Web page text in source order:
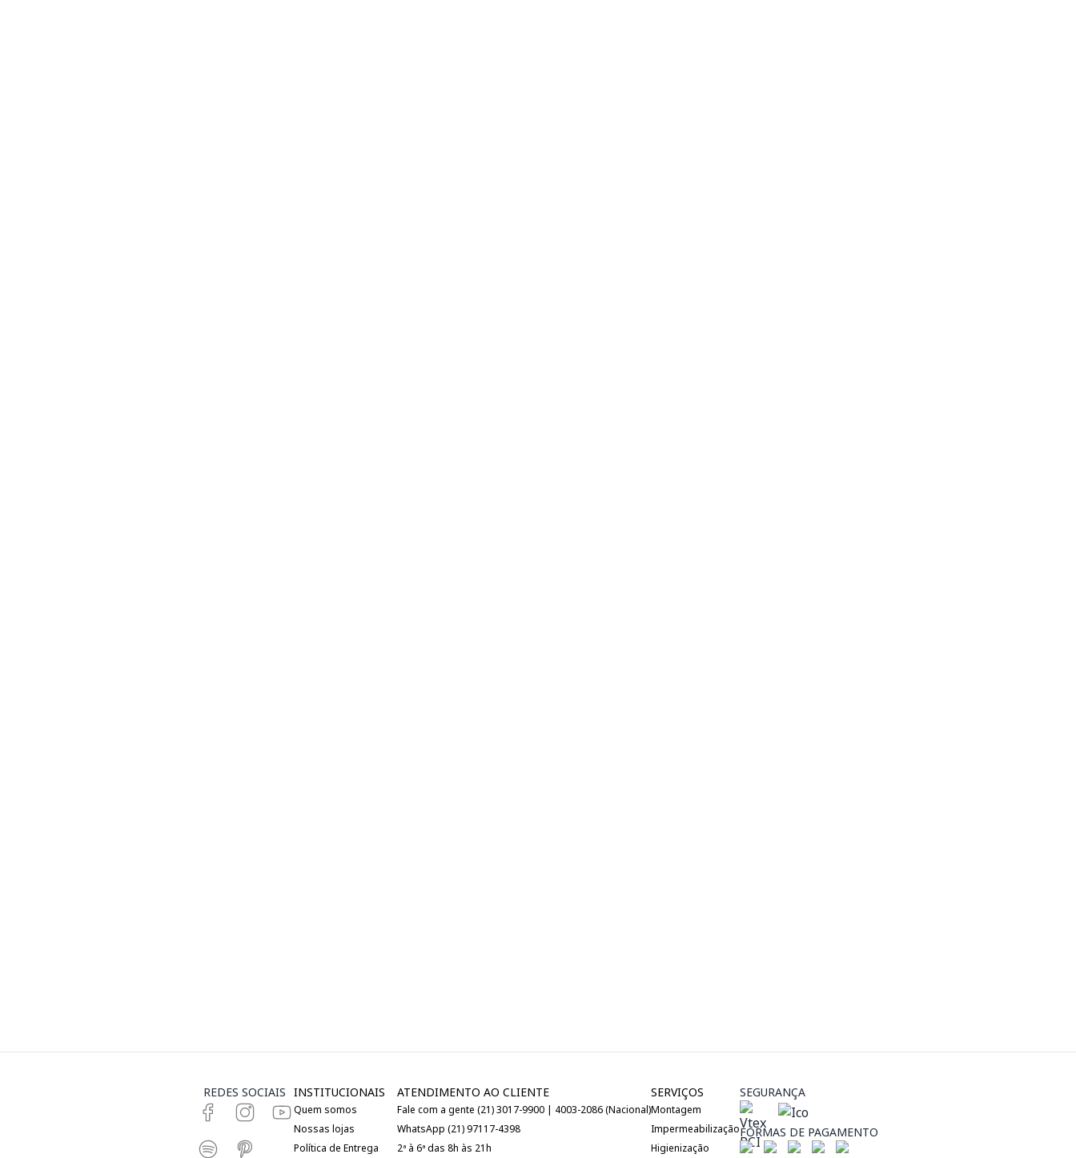
REDES SOCIAIS INSTITUCIONAIS
Quem somos
Nossas lojas
Política de Entrega
ATENDIMENTO AO CLIENTE
Fale com a gente (21) 3017-9900 | 4003-2086 (Nacional)
WhatsApp (21) 97117-4398
2ª à 6ª das 8h às 21h
SERVIÇOS
Montagem
Impermeabilização
Higienização
SEGURANÇA
FORMAS DE PAGAMENTO